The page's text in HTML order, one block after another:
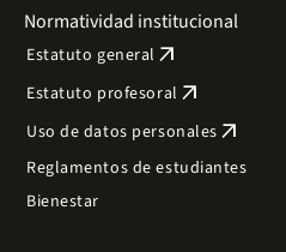
Normatividad institucional
Estatuto general arrow_outward
Estatuto profesoral arrow_outward
Uso de datos personales arrow_outward
Reglamentos de estudiantes
Bienestar